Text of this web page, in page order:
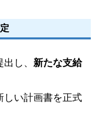
し、 新たな支給
しい計画書を正式